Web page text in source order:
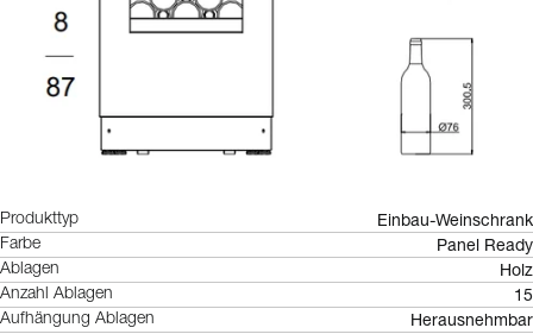
Produkttyp Einbau-Weinschrank
Farbe Panel Ready
Ablagen Holz
Anzahl Ablagen 15
Aufhängung Ablagen Herausnehmbar